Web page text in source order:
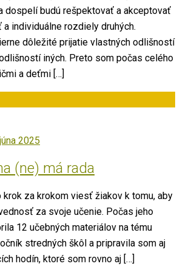
dospelí budú rešpektovať a akceptovať
individuálne rozdiely druhých.
dôležité prijatie vlastných odlišností
iných. Preto som počas celého
a deťmi […]
2025
(ne) má rada
za krokom viesť žiakov k tomu, aby
za svoje učenie. Počas jeho
12 učebných materiálov na tému
stredných škôl a pripravila som aj
hodín, ktoré som rovno aj […]